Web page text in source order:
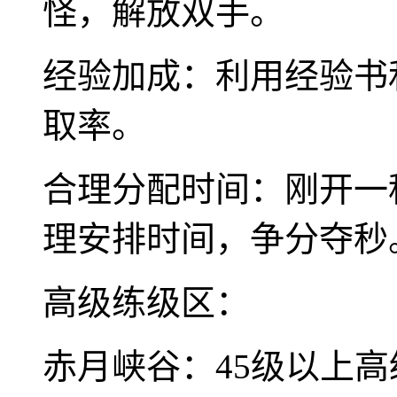
怪，解放双手。
经验加成：利用经验
取率。
合理分配时间：刚开
理安排时间，争分夺秒
高级练级区：
赤月峡谷：45级以上